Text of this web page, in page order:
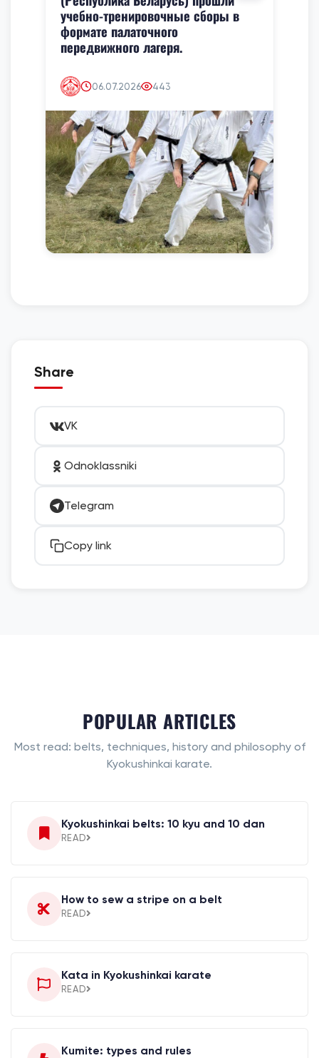
учебно-тренировочные сборы в
формате палаточного
передвижного лагеря.
06.07.2026 443
Share
VK
Odnoklassniki
Telegram
Copy link
POPULAR ARTICLES
Most read: belts, techniques, history and philosophy of
Kyokushinkai karate.
Kyokushinkai belts: 10 kyu and 10 dan
READ
How to sew a stripe on a belt
READ
Kata in Kyokushinkai karate
READ
Kumite: types and rules